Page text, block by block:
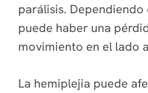
parálisis. Dependiendo
puede haber una
movimiento en el lado
La hemiplejia puede